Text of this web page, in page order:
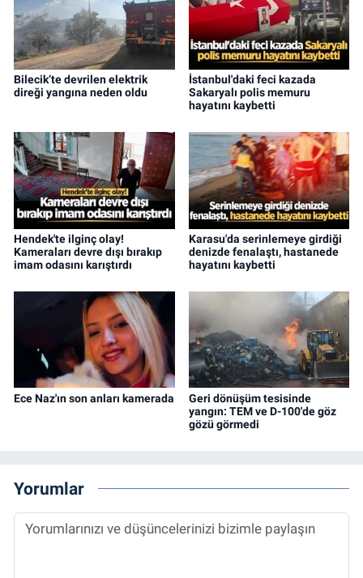
Bilecik’te devrilen elektrik
direği yangına neden oldu
İstanbul'daki feci kazada
Sakaryalı polis memuru
hayatını kaybetti
Hendek'te ilginç olay!
Kameraları devre dışı bırakıp
imam odasını karıştırdı
Karasu'da serinlemeye girdiği
denizde fenalaştı, hastanede
hayatını kaybetti
Ece Naz'ın son anları kamerada
Geri dönüşüm tesisinde
yangın: TEM ve D-100'de göz
gözü görmedi
Yorumlar